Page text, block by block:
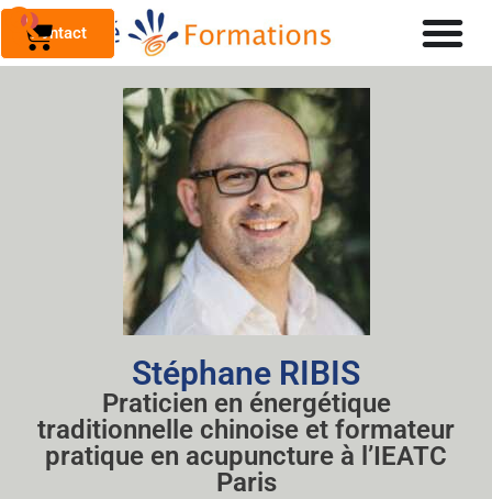
Contact
0
Stéphane RIBIS
Praticien en énergétique
traditionnelle chinoise et formateur
pratique en acupuncture à l’IEATC
Paris